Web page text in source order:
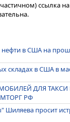
ссылка
в США на
складах в США в
ДЛЯ ТАКСИ
РФ
просит